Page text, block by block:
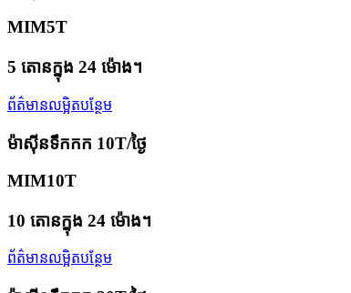
MIM5T
5 តោនក្នុង 24 ម៉ោង។
ព័ត៌មានលម្អិតបន្ថែម
ម៉ាស៊ីនទឹកកក 10T/ថ្ងៃ
MIM10T
10 តោនក្នុង 24 ម៉ោង។
ព័ត៌មានលម្អិតបន្ថែម